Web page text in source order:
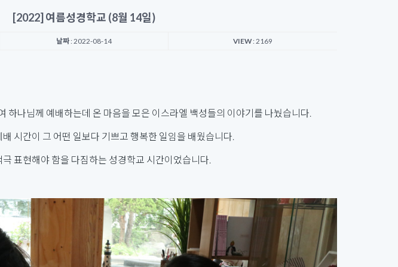
[2022] 여름성경학교 (8월 14일)
날짜: 2022-08-14 VIEW: 2169
하나님께 예배하는데 온 마음을 모은 이스라엘 백성들의 이야기를 나눴습니다.
시간이 그 어떤 일보다 기쁘고 행복한 일임을 배웠습니다.
표현해야 함을 다짐하는 성경학교 시간이었습니다.